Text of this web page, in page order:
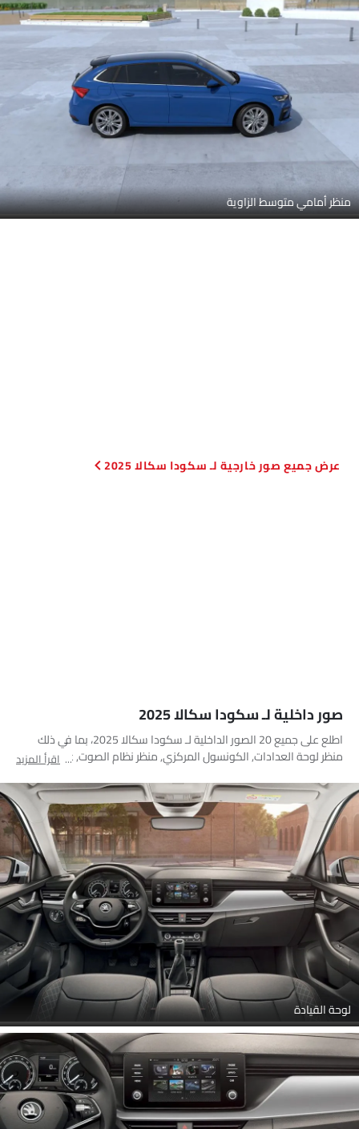
منظر أمامي متوسط الزاوية
صور خارجية لـ سكودا سكالا 2025
صور داخلية لـ سكودا سكالا 2025
اطلع على جميع 20 الصور الداخلية لـ سكودا سكالا 2025، بما في ذلك
منظر لوحة العدادات, الكونسول المركزي, منظر نظام الصوت, عجلة
الوسائد الهوائية, منظر الوسائد الهوائية, منظر الوسائد الهوائية, المقاعد
الخلفية, مقاعد قابلة للطي, المقاعد الأمامية, أدوات ضبط المقعد,
الفاصل الأمامي الأوسط, الفاصل الأمامي الأوسط, منفذ ملحقات
الطاقة, مغير السرعات, مصابيح الكرمى, منظر مكبرات الصوت
اقرأ المزيد
لوحة القيادة